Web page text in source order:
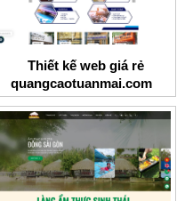
Thiết kế web giá rẻ
quangcaotuanmai.com